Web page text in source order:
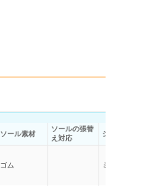
ソール素材
ソールの張替
え対応
シューズ丈
ゴム ミドルカット